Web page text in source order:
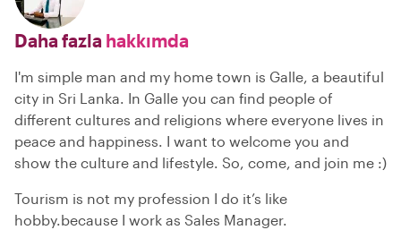
Daha fazla hakkımda
I'm simple man and my home town is Galle, a beautiful
city in Sri Lanka. In Galle you can find people of
different cultures and religions where everyone lives in
peace and happiness. I want to welcome you and
show the culture and lifestyle. So, come, and join me :)
Tourism is not my profession I do it’s like
hobby.because I work as Sales Manager.